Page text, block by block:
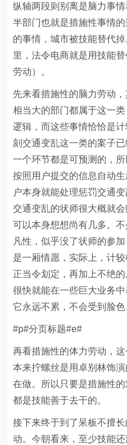
纵轴两段则别离是脑力事
半部门也就是措施性事情
的事情，城市被技能替代掉
里，法令电商就是用技能
劳动）。
先来看措施性的脑力劳动
相当大的部门都属于这一
逻辑，而这些事情恰恰是
刻交通变乱这一类的案子
一个环节都是可预测的，
按照用户提交的信息自动
户本身就能处理惩罚交通
交通变乱的状师很大概就
可以本身想想尚有几多。
凡性，似乎没了状师的参
是一厢情愿，实际上，计
正当令划定，再加上不绝
很快就能在一些巨大业务
它永远不累，不会受到脸色
#p#分页标题#e#
再看措施性的体力劳动，
本来拧螺丝是用卓别林饰
在做。所以只要是措施性
都是技能善于去干的。
接下来终于到了呆板不擅
动。今朝看来，至少技能